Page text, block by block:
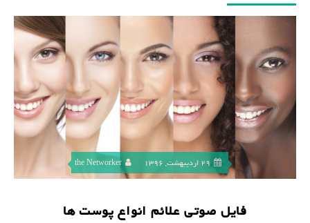
29 اردیبهشت, 1396 the Networker
فایل صوتی علائم انواع پوست ها